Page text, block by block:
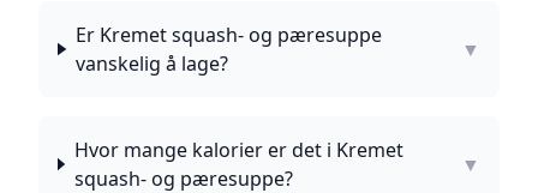
Er Kremet squash- og pæresuppe
vanskelig å lage?
▼
Hvor mange kalorier er det i Kremet
squash- og pæresuppe?
▼